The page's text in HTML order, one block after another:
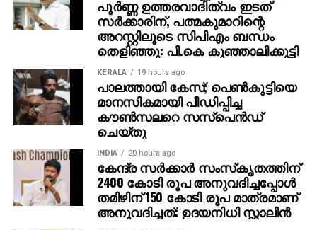
ജീവിതയാത്രകളെയും വേദനകളെയും തന്‍മയത്വം
ചോരാതെ മലയാളി ആസ്വദിച്ചു വായിച്ചു. പ്രവാസ
ലോകത്തെ ജീവിതത്തിരക്കുകളിലേക്ക് പോവേണ്ടി
വന്നപ്പോഴും മനസ്സിന്റെ ഒരു കോണില്‍ എം.ടിയുടെ
ലോകങ്ങള്‍ എന്നും നിറഞ്ഞു നിന്നു.
പ്രവാസികളുമായി അദ്ദേഹം വലിയ ബന്ധം
പുലര്‍ത്തിയിരുന്നു. വിവിധ കാലങ്ങളില്‍ അദ്ദേഹവും
മരുഭൂമിയിലെ മരുപ്പച്ചയില്‍ ജീവിതപ്പച്ച തേടെയെത്തിയ
മലയാള സമൂഹത്തെ
സന്ദര്‍ശിക്കാനെത്തിക്കൊണ്ടിരുന്നു.
ഇനി ഇതുപോലൊരു പ്രതിഭ മലയാളത്തില്‍ ഇനി
ഉണ്ടാകില്ല. വായിക്കുന്നവരെയെല്ലാം ചിന്തിപ്പിച്ച അതി
പൂര്‍ണ്ണ ഉത്തരവാദിത്വം ഇടത്
സര്‍ക്കാരിന്, പത്മകുമാറിന്റെ
അറസ്റ്റിലൂടെ സിപിഎം ബന്ധം
തെളിഞ്ഞു: പി.കെ കുഞ്ഞാലിക്കുട്ടി
KERALA 19 hours ago
പാലത്തായി കേസ്; പെൺകുട്ടിയെ
മാനസികമായി പീഡിപ്പിച്ച
കൗൺസലറെ സസ്പെൻഡ്
ചെയ്തു
INDIA 20 hours ago
കേന്ദ്ര സര്‍ക്കാര്‍ സംസ്‌കൃതത്തിന്
2400 കോടി രൂപ അനുവദിച്ചപ്പോള്‍
തമിഴിന് 150 കോടി രൂപ മാത്രമാണ്
അനുവദിച്ചത്: ഉദയനിധി സ്റ്റാലിന്‍